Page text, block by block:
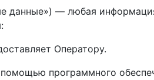
данные») — любая
Оператору.
программного